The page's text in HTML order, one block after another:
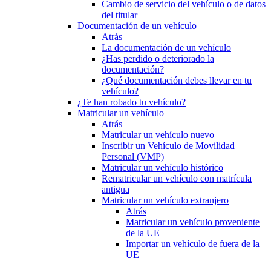
Cambio de servicio del vehículo o de datos
del titular
Documentación de un vehículo
Atrás
La documentación de un vehículo
¿Has perdido o deteriorado la
documentación?
¿Qué documentación debes llevar en tu
vehículo?
¿Te han robado tu vehículo?
Matricular un vehículo
Atrás
Matricular un vehículo nuevo
Inscribir un Vehículo de Movilidad
Personal (VMP)
Matricular un vehículo histórico
Rematricular un vehículo con matrícula
antigua
Matricular un vehículo extranjero
Atrás
Matricular un vehículo proveniente
de la UE
Importar un vehículo de fuera de la
UE